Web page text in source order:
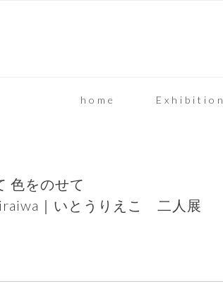
home Exhibition
色をのせて
｜いとうりえこ 二人展